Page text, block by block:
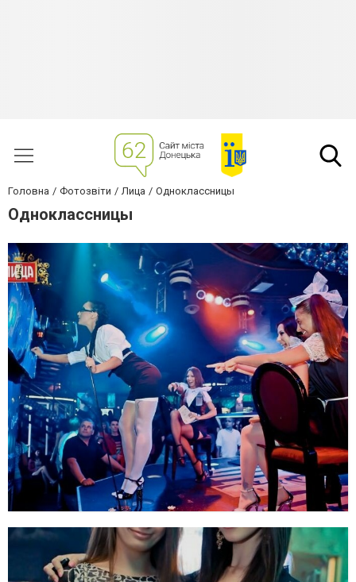
Головна Фотозвіти Лица Одноклассницы
Одноклассницы